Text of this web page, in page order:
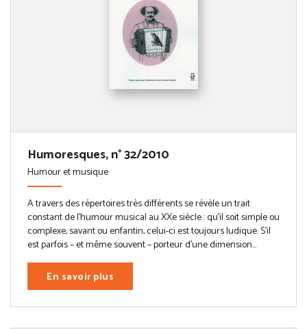
Humoresques, n° 32/2010
Humour et musique
A travers des répertoires très différents se révèle un trait
constant de l’humour musical au XXe siècle : qu’il soit simple ou
complexe, savant ou enfantin, celui-ci est toujours ludique. S’il
est parfois – et même souvent – porteur d’une dimension...
En savoir plus